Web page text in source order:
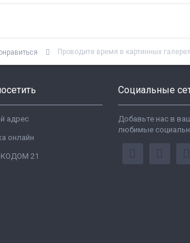
Проводите время в картинных
адрес
онлайн
21
Социальные
Добавьте нас в
любимые